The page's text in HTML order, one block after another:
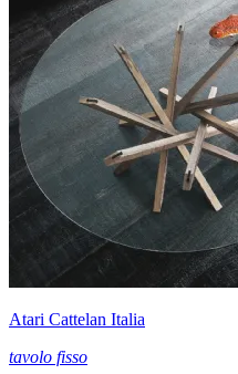
Atari Cattelan Italia
tavolo fisso